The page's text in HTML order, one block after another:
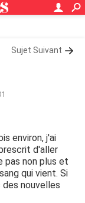
Sujet Suivant
environ, j'ai
d'aller
pas non plus et
qui vient. Si
nouvelles